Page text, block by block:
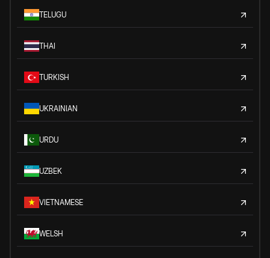
TELUGU
THAI
TURKISH
UKRAINIAN
URDU
UZBEK
VIETNAMESE
WELSH